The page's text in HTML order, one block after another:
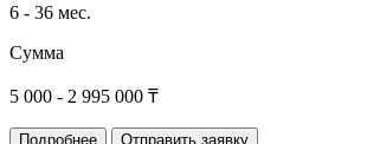
6 - 36 мес.
Сумма
5 000 - 2 995 000 ₸
Подробнее Отправить заявку